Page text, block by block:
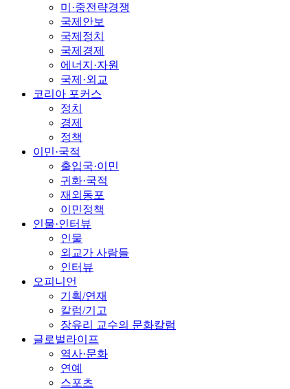
미·중전략경쟁
국제안보
국제정치
국제경제
에너지·자원
국제·외교
코리아 포커스
정치
경제
정책
이민·국적
출입국·이민
귀화·국적
재외동포
이민정책
인물·인터뷰
인물
외교가 사람들
인터뷰
오피니언
기획/연재
칼럼/기고
장유리 교수의 문화칼럼
글로벌라이프
역사·문화
연예
스포츠